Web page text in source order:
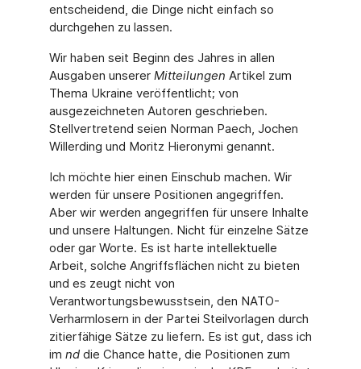
entscheidend, die Dinge nicht einfach so
durchgehen zu lassen.
Wir haben seit Beginn des Jahres in allen
Ausgaben unserer Mitteilungen Artikel zum
Thema Ukraine veröffentlicht; von
ausgezeichneten Autoren geschrieben.
Stellvertretend seien Norman Paech, Jochen
Willerding und Moritz Hieronymi genannt.
Ich möchte hier einen Einschub machen. Wir
werden für unsere Positionen angegriffen.
Aber wir werden angegriffen für unsere Inhalte
und unsere Haltungen. Nicht für einzelne Sätze
oder gar Worte. Es ist harte intellektuelle
Arbeit, solche Angriffsflächen nicht zu bieten
und es zeugt nicht von
Verantwortungsbewusstsein, den NATO-
Verharmlosern in der Partei Steilvorlagen durch
zitierfähige Sätze zu liefern. Es ist gut, dass ich
im nddie Chance hatte, die Positionen zum